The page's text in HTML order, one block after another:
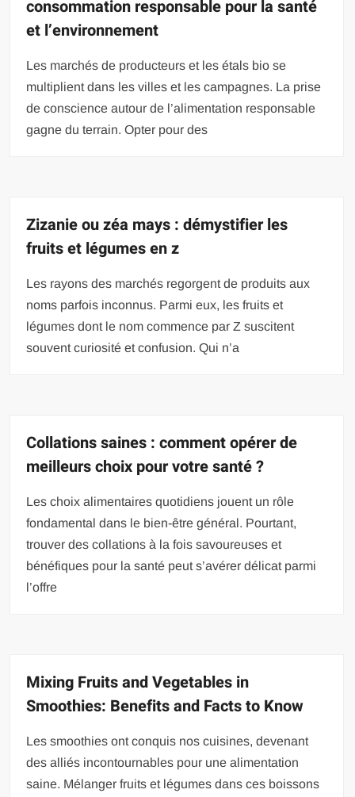
consommation responsable pour la santé
et l’environnement
Les marchés de producteurs et les étals bio se
multiplient dans les villes et les campagnes. La prise
de conscience autour de l’alimentation responsable
gagne du terrain. Opter pour des
Zizanie ou zéa mays : démystifier les
fruits et légumes en z
Les rayons des marchés regorgent de produits aux
noms parfois inconnus. Parmi eux, les fruits et
légumes dont le nom commence par Z suscitent
souvent curiosité et confusion. Qui n’a
Collations saines : comment opérer de
meilleurs choix pour votre santé ?
Les choix alimentaires quotidiens jouent un rôle
fondamental dans le bien-être général. Pourtant,
trouver des collations à la fois savoureuses et
bénéfiques pour la santé peut s’avérer délicat parmi
l’offre
Mixing Fruits and Vegetables in
Smoothies: Benefits and Facts to Know
Les smoothies ont conquis nos cuisines, devenant
des alliés incontournables pour une alimentation
saine. Mélanger fruits et légumes dans ces boissons